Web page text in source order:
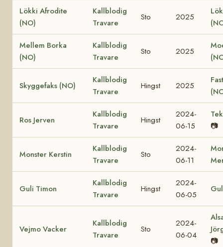
Lökki Afrodite
(NO)
Kallblodig
Travare
Sto 2025
Mellem Borka
(NO)
Kallblodig
Travare
Sto 2025
Skyggefaks (NO)
Kallblodig
Travare
Hingst 2025
Ros Jerven
Kallblodig
Travare
Hingst
2024-
06-15
📷
Monster Kerstin
Kallblodig
Travare
Sto
2024-
06-11
Guli Timon
Kallblodig
Travare
Hingst
2024-
06-05
Vejmo Vacker
Kallblodig
Travare
Sto
2024-
06-04
📷